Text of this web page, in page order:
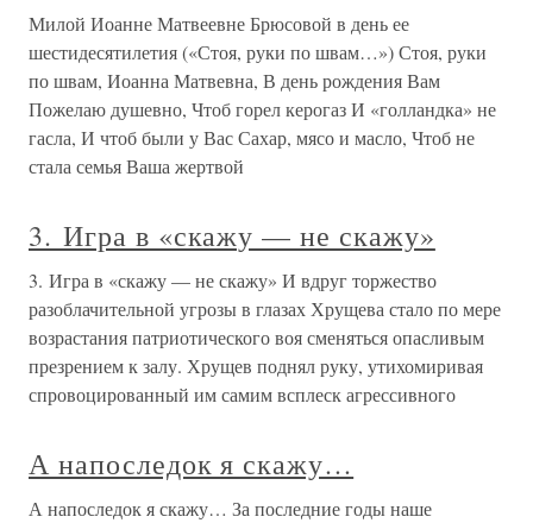
Милой Иоанне Матвеевне Брюсовой в день ее
шестидесятилетия («Стоя, руки по швам…») Стоя, руки
по швам, Иоанна Матвевна, В день рождения Вам
Пожелаю душевно, Чтоб горел керогаз И «голландка» не
гасла, И чтоб были у Вас Сахар, мясо и масло, Чтоб не
стала семья Ваша жертвой
3. Игра в «скажу — не скажу»
3. Игра в «скажу — не скажу» И вдруг торжество
разоблачительной угрозы в глазах Хрущева стало по мере
возрастания патриотического воя сменяться опасливым
презрением к залу. Хрущев поднял руку, утихомиривая
спровоцированный им самим всплеск агрессивного
А напоследок я скажу…
А напоследок я скажу… За последние годы наше